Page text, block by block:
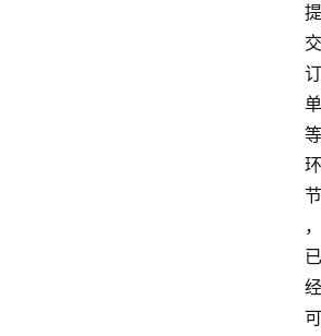
提
交
订
单
等
环
节
，
已
经
可